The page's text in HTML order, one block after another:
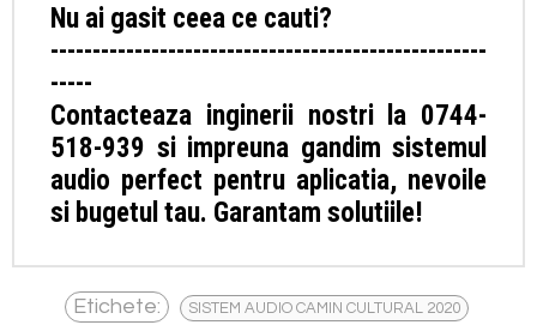
Nu ai gasit ceea ce cauti?
----------------------------------------------------
-----
Contacteaza inginerii nostri la 0744-
518-939 si impreuna gandim sistemul
audio perfect pentru aplicatia, nevoile
si bugetul tau. Garantam solutiile!
Etichete: SISTEM AUDIO CAMIN CULTURAL 2020